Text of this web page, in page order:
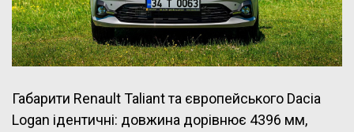
Габарити Renault Taliant та європейського Dacia
Logan ідентичні: довжина дорівнює 4396 мм,